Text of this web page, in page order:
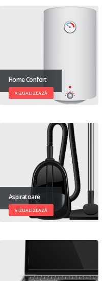
Home Confort
VIZUALIZEAZĂ
Aspiratoare
VIZUALIZEAZĂ